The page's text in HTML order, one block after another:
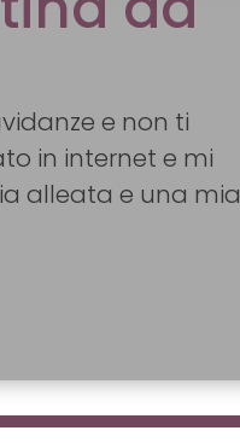
e non ti
in internet e mi
alleata e una mia